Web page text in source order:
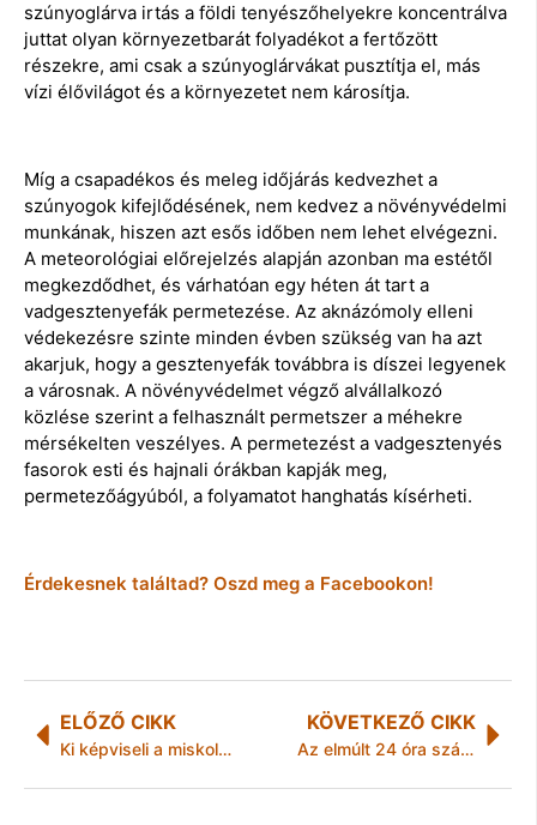
szúnyoglárva irtás a földi tenyészőhelyekre koncentrálva
juttat olyan környezetbarát folyadékot a fertőzött
részekre, ami csak a szúnyoglárvákat pusztítja el, más
vízi élővilágot és a környezetet nem károsítja.
Míg a csapadékos és meleg időjárás kedvezhet a
szúnyogok kifejlődésének, nem kedvez a növényvédelmi
munkának, hiszen azt esős időben nem lehet elvégezni.
A meteorológiai előrejelzés alapján azonban ma estétől
megkezdődhet, és várhatóan egy héten át tart a
vadgesztenyefák permetezése. Az aknázómoly elleni
védekezésre szinte minden évben szükség van ha azt
akarjuk, hogy a gesztenyefák továbbra is díszei legyenek
a városnak. A növényvédelmet végző alvállalkozó
közlése szerint a felhasznált permetszer a méhekre
mérsékelten veszélyes. A permetezést a vadgesztenyés
fasorok esti és hajnali órákban kapják meg,
permetezőágyúból, a folyamatot hanghatás kísérheti.
Érdekesnek találtad? Oszd meg a Facebookon!
ELŐZŐ CIKK
Ki képviseli a miskolciakat a megyei egészségügyi irányító bizottságban?
KÖVETKEZŐ CIKK
Az elmúlt 24 óra számokban